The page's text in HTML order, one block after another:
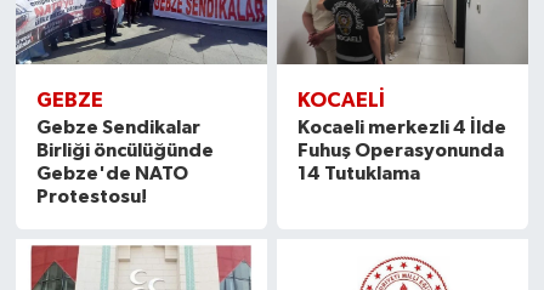
GEBZE
Gebze Sendikalar
Birliği öncülüğünde
Gebze'de NATO
Protestosu!
KOCAELİ
Kocaeli merkezli 4 İlde
Fuhuş Operasyonunda
14 Tutuklama